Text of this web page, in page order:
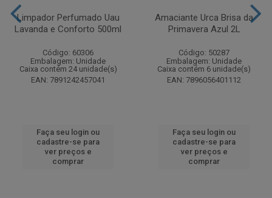
Limpador Perfumado Uau
Lavanda e Conforto 500ml
Código: 60306
Embalagem: Unidade
Caixa contém 24 unidade(s)
EAN: 7891242457041
Faça seu login ou
cadastre-se para
ver preços e
comprar
Amaciante Urca Brisa da
Primavera Azul 2L
Código: 50287
Embalagem: Unidade
Caixa contém 6 unidade(s)
EAN: 7896056401112
Faça seu login ou
cadastre-se para
ver preços e
comprar